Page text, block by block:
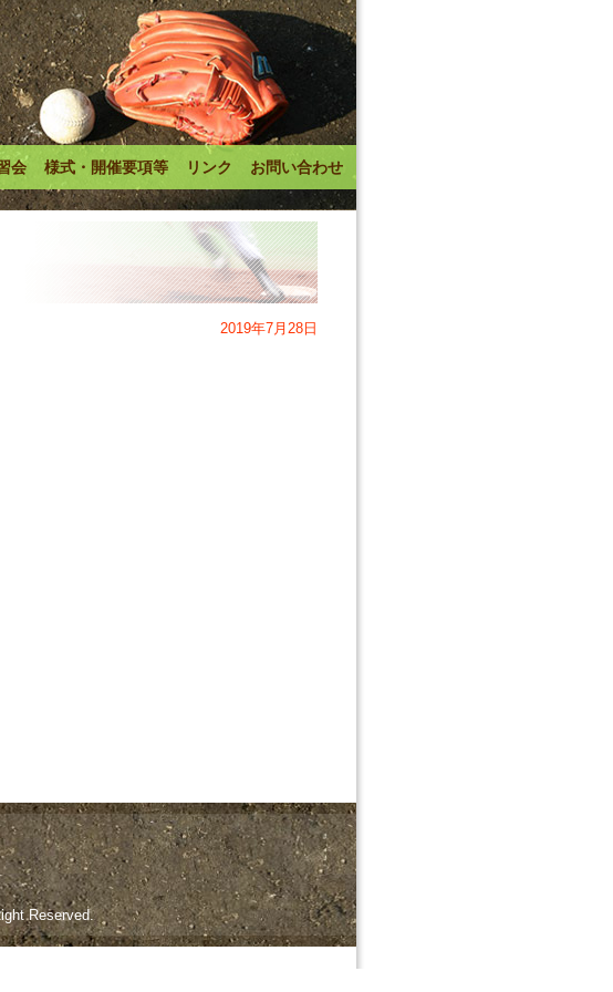
会 様式・開催要項等 リンク お問い合わせ
2019年7月28日
Reserved.